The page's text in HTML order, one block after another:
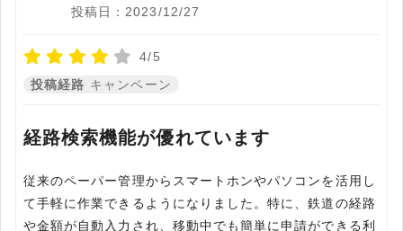
投稿日：2023/12/27
4/5
投稿経路 キャンペーン
経路検索機能が優れています
従来のペーパー管理からスマートホンやパソコンを活用し
て手軽に作業できるようになりました。特に、鉄道の経路
や金額が自動入力され、移動中でも簡単に申請ができる利